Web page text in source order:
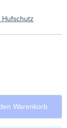
Hufschutz
Warenkorb